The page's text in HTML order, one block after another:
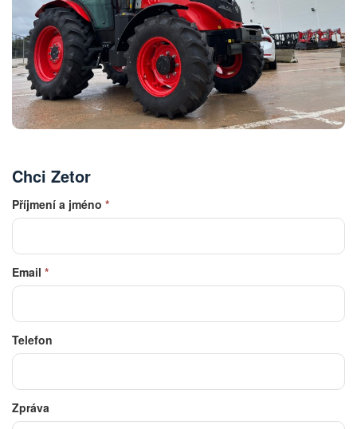
Chci Zetor
Příjmení a jméno *
Email *
Telefon
Zpráva